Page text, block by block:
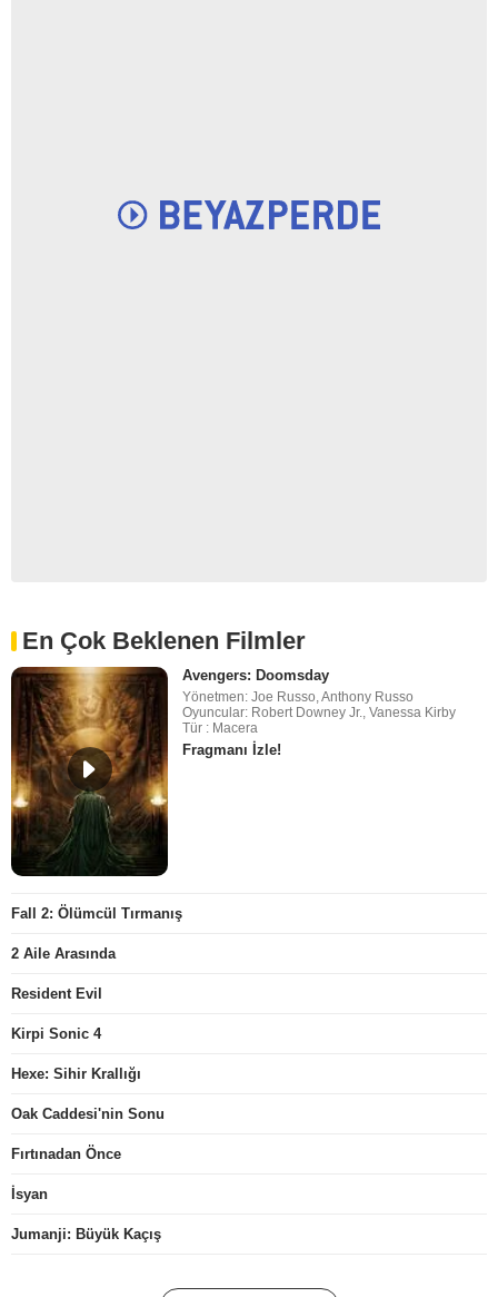
En Çok Beklenen Filmler
Avengers: Doomsday
Yönetmen: Joe Russo, Anthony Russo
Oyuncular: Robert Downey Jr., Vanessa Kirby
Tür : Macera
Fragmanı İzle!
Fall 2: Ölümcül Tırmanış
2 Aile Arasında
Resident Evil
Kirpi Sonic 4
Hexe: Sihir Krallığı
Oak Caddesi'nin Sonu
Fırtınadan Önce
İsyan
Jumanji: Büyük Kaçış